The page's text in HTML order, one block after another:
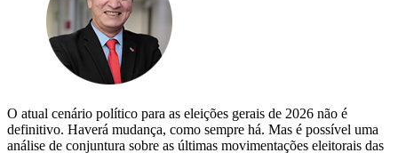
O atual cenário político para as eleições gerais de 2026 não é
definitivo. Haverá mudança, como sempre há. Mas é possível uma
análise de conjuntura sobre as últimas movimentações eleitorais das